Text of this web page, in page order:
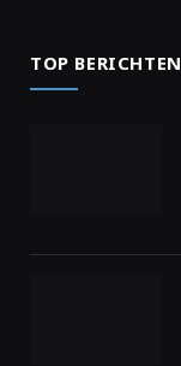
TOP BERICHTEN